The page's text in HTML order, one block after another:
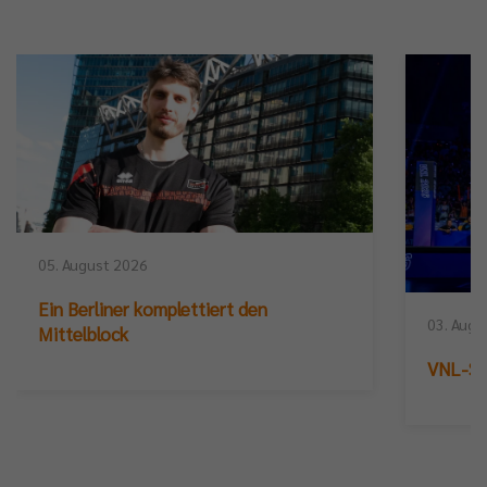
05. August 2026
Ein Berliner komplettiert den
Mittelblock
03.
VNL-